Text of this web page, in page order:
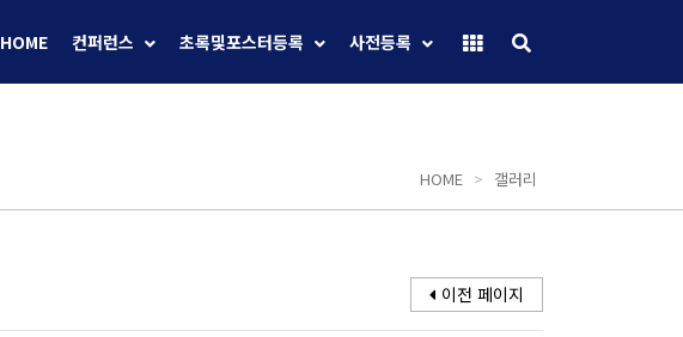
HOME 컨퍼런스 초록및포스터등록 사전등록
HOME > 갤러리
이전 페이지